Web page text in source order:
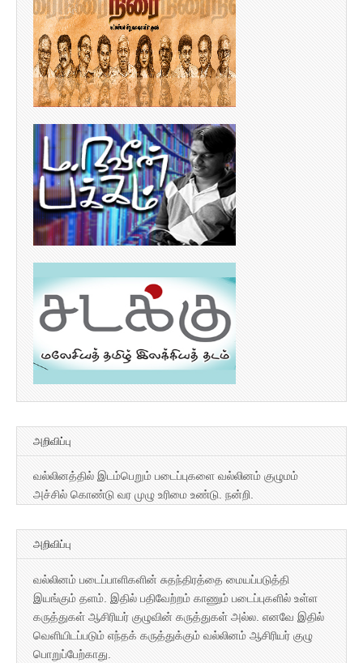
அறிவிப்பு
வல்லினத்தில் இடம்பெறும் படைப்புகளை வல்லினம் குழுமம்
அச்சில் கொண்டு வர முழு உரிமை உண்டு. நன்றி.
அறிவிப்பு
வல்லினம் படைப்பாளிகளின் சுதந்திரத்தை மையப்படுத்தி
இயங்கும் தளம். இதில் பதிவேற்றம் காணும் படைப்புகளில் உள்ள
கருத்துகள் ஆசிரியர் குழுவின் கருத்துகள் அல்ல. எனவே இதில்
வெளியிடப்படும் எந்தக் கருத்துக்கும் வல்லினம் ஆசிரியர் குழு
பொறுப்பேற்காது.